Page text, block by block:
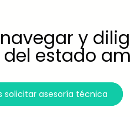
y
estado
solicitar asesoría técnica